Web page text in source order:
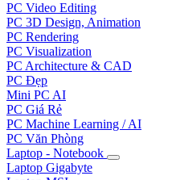
PC Video Editing
PC 3D Design, Animation
PC Rendering
PC Visualization
PC Architecture & CAD
PC Đẹp
Mini PC AI
PC Giá Rẻ
PC Machine Learning / AI
PC Văn Phòng
Laptop - Notebook
Laptop Gigabyte